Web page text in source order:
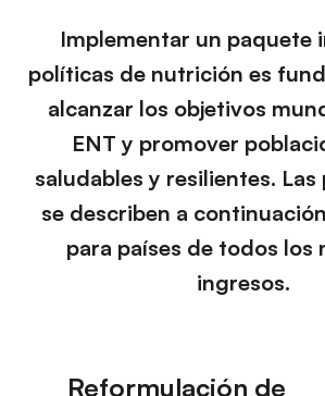
Implementar un paquete
políticas de nutrición es
alcanzar los objetivos
ENT y promover
saludables y resilientes.
se describen a
para países de todos los
ingresos.